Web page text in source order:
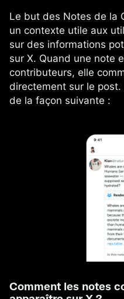
Le but des Notes de la
un contexte utile aux
sur des informations
sur X. Quand une note
contributeurs, elle
directement sur le
de la façon suivante :
Comment les notes